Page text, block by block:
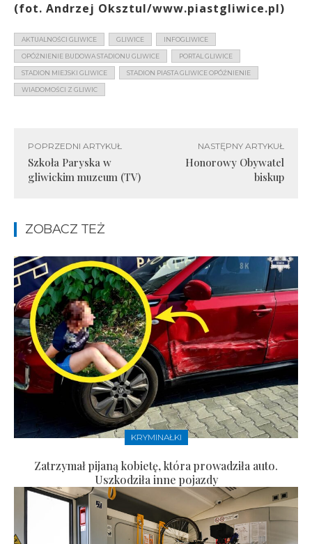
(fot. Andrzej Oksztul/www.piastgliwice.pl)
AKTUALNOŚCI GLIWICE GLIWICE INFOGLIWICE
OPÓŹNIENIE BUDOWA STADIONU GLIWICE PORTAL GLIWICE
STADION MIEJSKI GLIWICE STADION PIASTA GLIWICE OPÓŹNIENIE
WIADOMOŚCI Z GLIWIC
POPRZEDNI ARTYKUŁ
Szkoła Paryska w
gliwickim muzeum (TV)
NASTĘPNY ARTYKUŁ
Honorowy Obywatel
biskup
ZOBACZ TEŻ
KRYMINAŁKI
Zatrzymał pijaną kobietę, która prowadziła auto.
Uszkodziła inne pojazdy